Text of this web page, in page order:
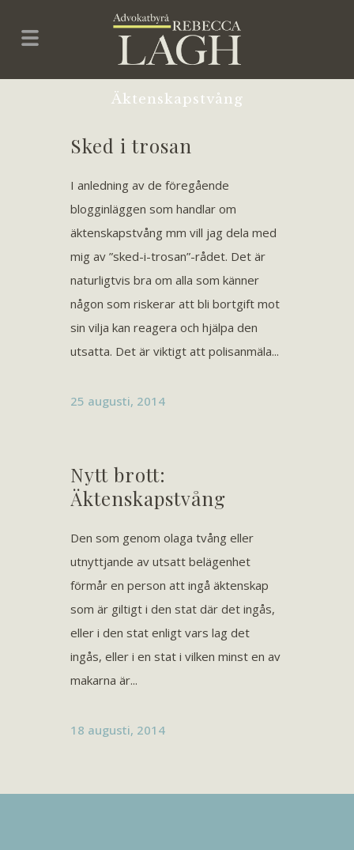
Äktenskapstvång
Sked i trosan
I anledning av de föregående
blogginläggen som handlar om
äktenskapstvång mm vill jag dela med
mig av ”sked-i-trosan”-rådet. Det är
naturligtvis bra om alla som känner
någon som riskerar att bli bortgift mot
sin vilja kan reagera och hjälpa den
utsatta. Det är viktigt att polisanmäla...
25 augusti, 2014
Nytt brott:
Äktenskapstvång
Den som genom olaga tvång eller
utnyttjande av utsatt belägenhet
förmår en person att ingå äktenskap
som är giltigt i den stat där det ingås,
eller i den stat enligt vars lag det
ingås, eller i en stat i vilken minst en av
makarna är...
18 augusti, 2014